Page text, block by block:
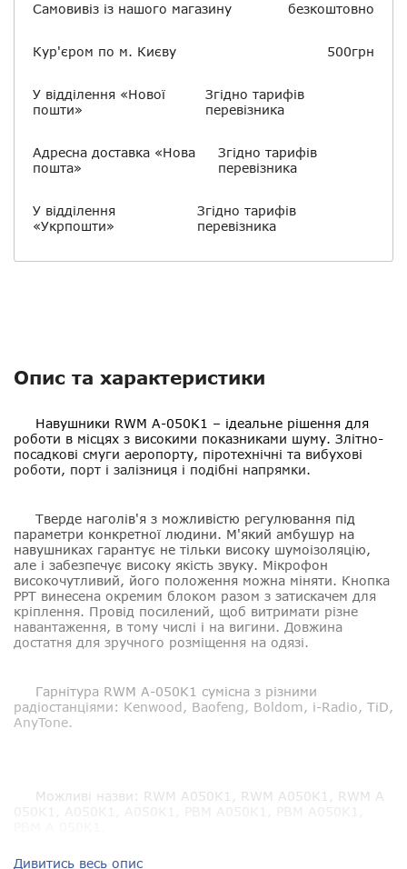
Самовивіз із нашого магазину
безкоштовно
Кур'єром по м. Києву 500грн
У відділення «Нової
пошти»
Згідно тарифів
перевізника
Адресна доставка «Нова
пошта»
Згідно тарифів
перевізника
У відділення
«Укрпошти»
Згідно тарифів
перевізника
Опис та характеристики
Навушники RWM A-050K1 – ідеальне рішення для
роботи в місцях з високими показниками шуму. Злітно-
посадкові смуги аеропорту, піротехнічні та вибухові
роботи, порт і залізниця і подібні напрямки.
Тверде наголів'я з можливістю регулювання під
параметри конкретної людини. М'який амбушур на
навушниках гарантує не тільки високу шумоізоляцію,
але і забезпечує високу якість звуку. Мікрофон
високочутливий, його положення можна міняти. Кнопка
PPT винесена окремим блоком разом з затискачем для
кріплення. Провід посилений, щоб витримати різне
навантаження, в тому числі і на вигини. Довжина
достатня для зручного розміщення на одязі.
Гарнітура RWM A-050K1 сумісна з різними
радіостанціями: Kenwood, Baofeng, Boldom, i-Radio, TiD,
AnyTone.
Можливі назви: RWM A050K1, RWM A050K1, RWM A
Дивитись весь опис